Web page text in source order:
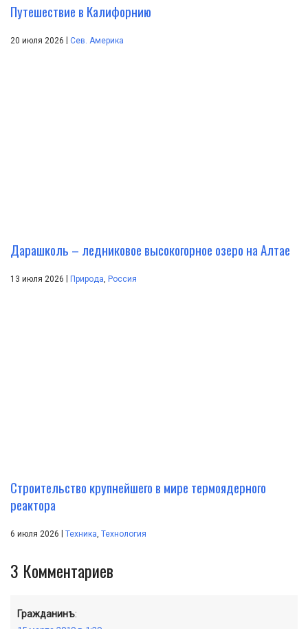
Путешествие в Калифорнию
20 июля 2026 | Сев. Америка
Дарашколь – ледниковое высокогорное озеро на Алтае
13 июля 2026 | Природа Россия
Строительство крупнейшего в мире термоядерного
реактора
6 июля 2026 Техника, Технология
3 Комментариев
Гражданинъ: